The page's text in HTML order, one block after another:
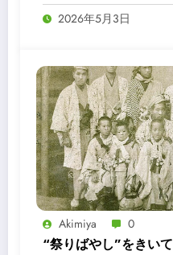
2026年5月3日
Akimiya 0
“祭りばやし”をきいて